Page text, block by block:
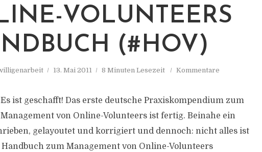
VOLUNTEERS
(#HOV)
13. Mai 2011 8 Minuten Lesezeit Kommentare
Es ist geschafft! Das erste deutsche Praxiskompendium zum
Management von Online-Volunteers ist fertig. Beinahe ein
gelayoutet und korrigiert und dennoch: nicht alles ist
zum Management von Online-Volunteers